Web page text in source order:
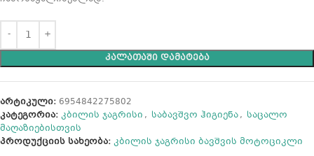
ᲙᲐᲚᲐᲗᲐᲨᲘ ᲓᲐᲛᲐᲢᲔᲑᲐ
არტიკული: 6954842275802
კატეგორია: კბილის ჯაგრისი , საბავშვო ჰიგიენა, საცალო
მაღაზიებისთვის
პროდუქციის სახეობა: კბილის ჯაგრისი ბავშვის მოტოციკლი